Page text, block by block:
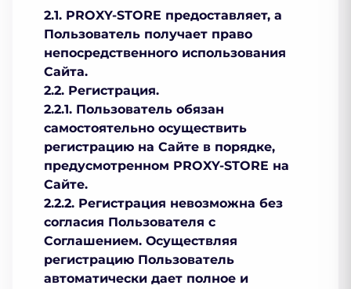
2.1. PROXY-STORE предоставляет, а
Пользователь получает право
непосредственного использования
Сайта.
2.2. Регистрация.
2.2.1. Пользователь обязан
самостоятельно осуществить
регистрацию на Сайте в порядке,
предусмотренном PROXY-STORE на
Сайте.
2.2.2. Регистрация невозможна без
согласия Пользователя с
Соглашением. Осуществляя
регистрацию Пользователь
автоматически дает полное и